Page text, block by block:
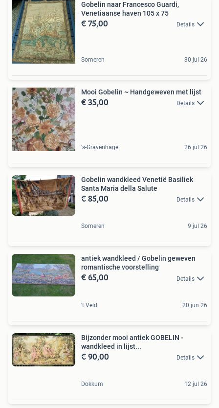
Gobelin naar Francesco Guardi,
Venetiaanse haven 105 x 75
€ 75,00 Details
Someren 30 jul 26
Mooi Gobelin ~ Handgeweven met lijst
€ 35,00 Details
's-Gravenhage 26 jul 26
Gobelin wandkleed Venetië Basiliek
Santa Maria della Salute
€ 85,00 Details
Someren 9 jul 26
antiek wandkleed / Gobelin geweven
romantische voorstelling
€ 65,00 Details
't Veld 20 jun 26
Bijzonder mooi antiek GOBELIN -
wandkleed in lijst...
€ 90,00 Details
Dokkum 12 jul 26